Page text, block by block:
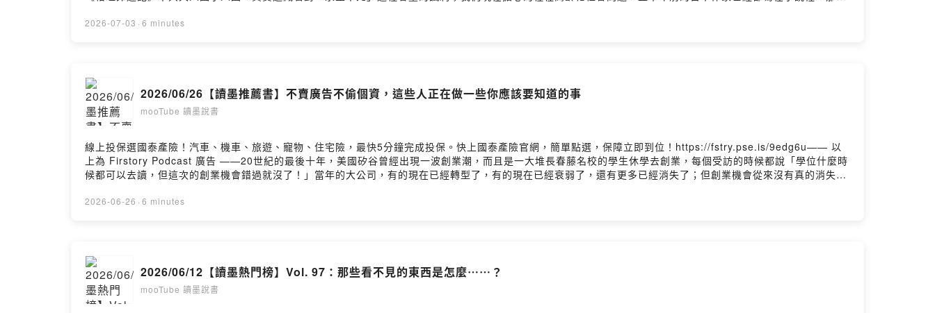
有很多書教我們，該怎麼好好活著，也有很多書教我們，該怎麼好好送走身旁的人，或者好好面對自己必然的離去。不過在死亡之前，我們都還活著，大多都會經歷逐
這集再去讀那本書，你會讀到一個截然不同的版本https://news.readmoo.com/2022/06/10/2...徬徨不只少年時──吳曉樂讀《恍惚之人》
https://news.readmoo.com/2026/05/06/ltc/寫給半世紀以來努力承擔家庭責任的「昭子們」──從照顧者角度讀《恍惚之人》
https://news.readmoo.com/2026/05/11/l...「每次面臨死亡，我還是會很困惑：為什麼人會突然就不見了？」──專訪《再生》作者劉梓潔
https://news.readmoo.com/2026/05/05/r...Powered by Firstory Hosting
2026-07-03 · 6 minutes
2026/06/26【讀墨推薦書】不賣廣告不偷個資，這些人正在做一些你應該要知道的事
mooTube 讀墨說書
線上投保選國泰產險！汽車、機車、旅遊、寵物、住宅險，最快5分鐘完成投保。快上國泰產險官網，簡單點選，保障立即到位！https://fstry.pse.is/9edg6u—— 以
上為 Firstory Podcast 廣告 ——20世紀的最後十年，美國矽谷曾經出現一波創業潮，而且是一大堆長春藤名校的學生休學去創業，每個受訪的時候都說「學位什麼時
候都可以去讀，但這次的創業機會錯過就沒了！」當年的大公司，有的現在已經轉型了，有的現在已經衰弱了，還有更多已經消失了；但創業機會從來沒有真的消失，
AI，有人關注的是世界安全，也有人關注的是科技從業人員應該怎麼用自己的能力協助世界朝更好的方向推進。不是賣廣告不是偷個資。這些人正在做一些你應該要知
2026-06-26 · 6 minutes
2026/06/12【讀墨熱門榜】Vol. 97：那些看不見的東西是怎麼⋯⋯？
mooTube 讀墨說書